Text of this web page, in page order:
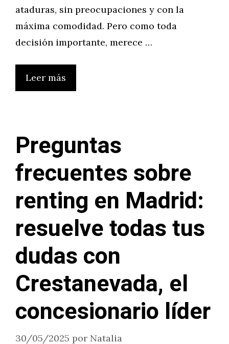
ataduras, sin preocupaciones y con la
máxima comodidad. Pero como toda
decisión importante, merece …
Leer más
Preguntas
frecuentes sobre
renting en Madrid:
resuelve todas tus
dudas con
Crestanevada, el
concesionario líder
30/05/2025 por Natalia